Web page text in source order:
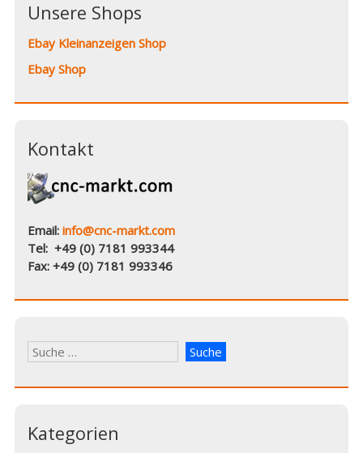
Unsere Shops
Ebay Kleinanzeigen Shop
Ebay Shop
Kontakt
Email:info@cnc-markt.com
Tel: +49 (0) 7181 993344
Fax: +49 (0) 7181 993346
Kategorien